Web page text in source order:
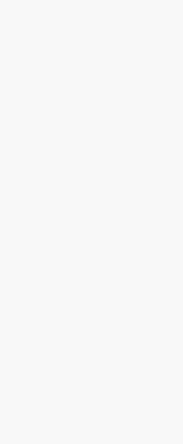
tháng nằm ngay